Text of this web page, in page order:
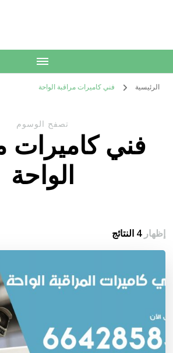
الرئيسية فني كاميرات مراقبة الواحة
تصفح الوسوم
فني كاميرات
الواحة
إظهار4 النتائج